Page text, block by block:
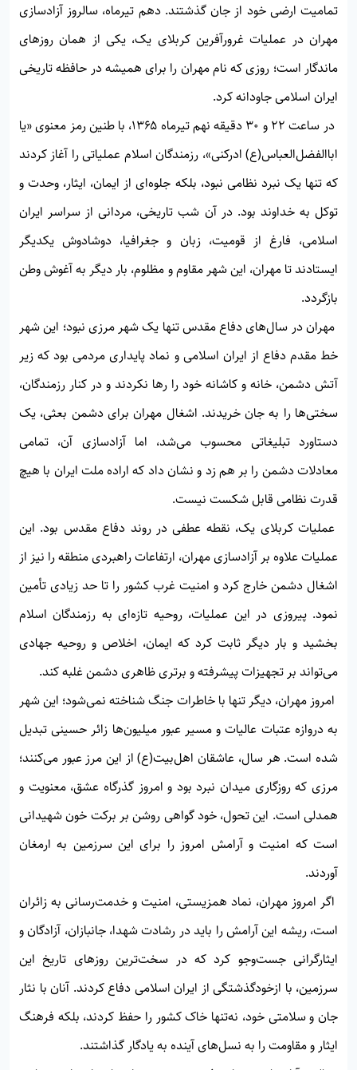
تمامیت ارضی خود از جان گذشتند. دهم تیرماه، سالروز آزادسازی
مهران در عملیات غرورآفرین کربلای یک، یکی از همان روزهای
ماندگار است؛ روزی که نام مهران را برای همیشه در حافظه تاریخی
ایران اسلامی جاودانه کرد.
در ساعت ۲۲ و ۳۰ دقیقه نهم تیرماه ۱۳۶۵، با طنین رمز معنوی «یا
اباالفضل‌العباس(ع) ادرکنی»، رزمندگان اسلام عملیاتی را آغاز کردند
که تنها یک نبرد نظامی نبود، بلکه جلوه‌ای از ایمان، ایثار، وحدت و
توکل به خداوند بود. در آن شب تاریخی، مردانی از سراسر ایران
اسلامی، فارغ از قومیت، زبان و جغرافیا، دوشادوش یکدیگر
ایستادند تا مهران، این شهر مقاوم و مظلوم، بار دیگر به آغوش وطن
بازگردد.
مهران در سال‌های دفاع مقدس تنها یک شهر مرزی نبود؛ این شهر
خط مقدم دفاع از ایران اسلامی و نماد پایداری مردمی بود که زیر
آتش دشمن، خانه و کاشانه خود را رها نکردند و در کنار رزمندگان،
سختی‌ها را به جان خریدند. اشغال مهران برای دشمن بعثی، یک
دستاورد تبلیغاتی محسوب می‌شد، اما آزادسازی آن، تمامی
معادلات دشمن را بر هم زد و نشان داد که اراده ملت ایران با هیچ
قدرت نظامی قابل شکست نیست.
عملیات کربلای یک، نقطه عطفی در روند دفاع مقدس بود. این
عملیات علاوه بر آزادسازی مهران، ارتفاعات راهبردی منطقه را نیز از
اشغال دشمن خارج کرد و امنیت غرب کشور را تا حد زیادی تأمین
نمود. پیروزی در این عملیات، روحیه تازه‌ای به رزمندگان اسلام
بخشید و بار دیگر ثابت کرد که ایمان، اخلاص و روحیه جهادی
می‌تواند بر تجهیزات پیشرفته و برتری ظاهری دشمن غلبه کند.
امروز مهران، دیگر تنها با خاطرات جنگ شناخته نمی‌شود؛ این شهر
به دروازه عتبات عالیات و مسیر عبور میلیون‌ها زائر حسینی تبدیل
شده است. هر سال، عاشقان اهل‌بیت(ع) از این مرز عبور می‌کنند؛
مرزی که روزگاری میدان نبرد بود و امروز گذرگاه عشق، معنویت و
همدلی است. این تحول، خود گواهی روشن بر برکت خون شهیدانی
است که امنیت و آرامش امروز را برای این سرزمین به ارمغان
آوردند.
اگر امروز مهران، نماد همزیستی، امنیت و خدمت‌رسانی به زائران
است، ریشه این آرامش را باید در رشادت شهدا، جانبازان، آزادگان و
ایثارگرانی جست‌وجو کرد که در سخت‌ترین روزهای تاریخ این
سرزمین، با ازخودگذشتگی از ایران اسلامی دفاع کردند. آنان با نثار
جان و سلامتی خود، نه‌تنها خاک کشور را حفظ کردند، بلکه فرهنگ
ایثار و مقاومت را به نسل‌های آینده به یادگار گذاشتند.